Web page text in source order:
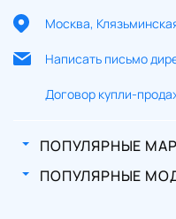
Москва,
Написать письмо
Договор купли-
ПОПУЛЯРНЫЕ
ПОПУЛЯРНЫЕ